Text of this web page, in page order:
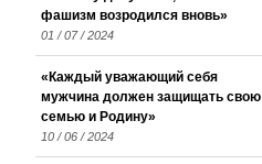
фашизм возродился вновь»
01 / 07 / 2024
«Каждый уважающий себя
мужчина должен защищать свою
семью и Родину»
10 / 06 / 2024